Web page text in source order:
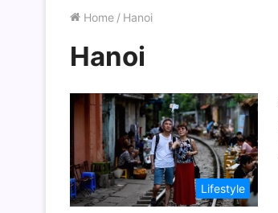
Home / Hanoi
Hanoi
Lifestyle